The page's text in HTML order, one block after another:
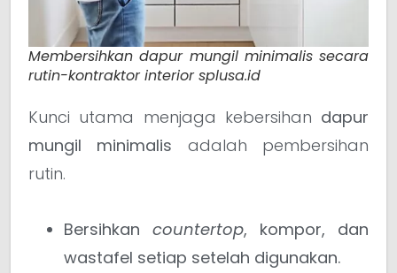
Membersihkan dapur mungil minimalis secara
rutin-kontraktor interior splusa.id
Kunci utama menjaga kebersihan dapur
mungil minimalis adalah pembersihan
rutin.
Bersihkan countertop, kompor, dan
wastafel setiap setelah digunakan.